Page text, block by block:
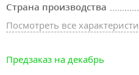
Страна производства
Посмотреть все
Предзаказ на декабрь